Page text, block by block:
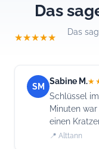
Das
★★★★★
Das
SM
Sabine M.
Schlüssel
Minuten
einen
📍 Alttann